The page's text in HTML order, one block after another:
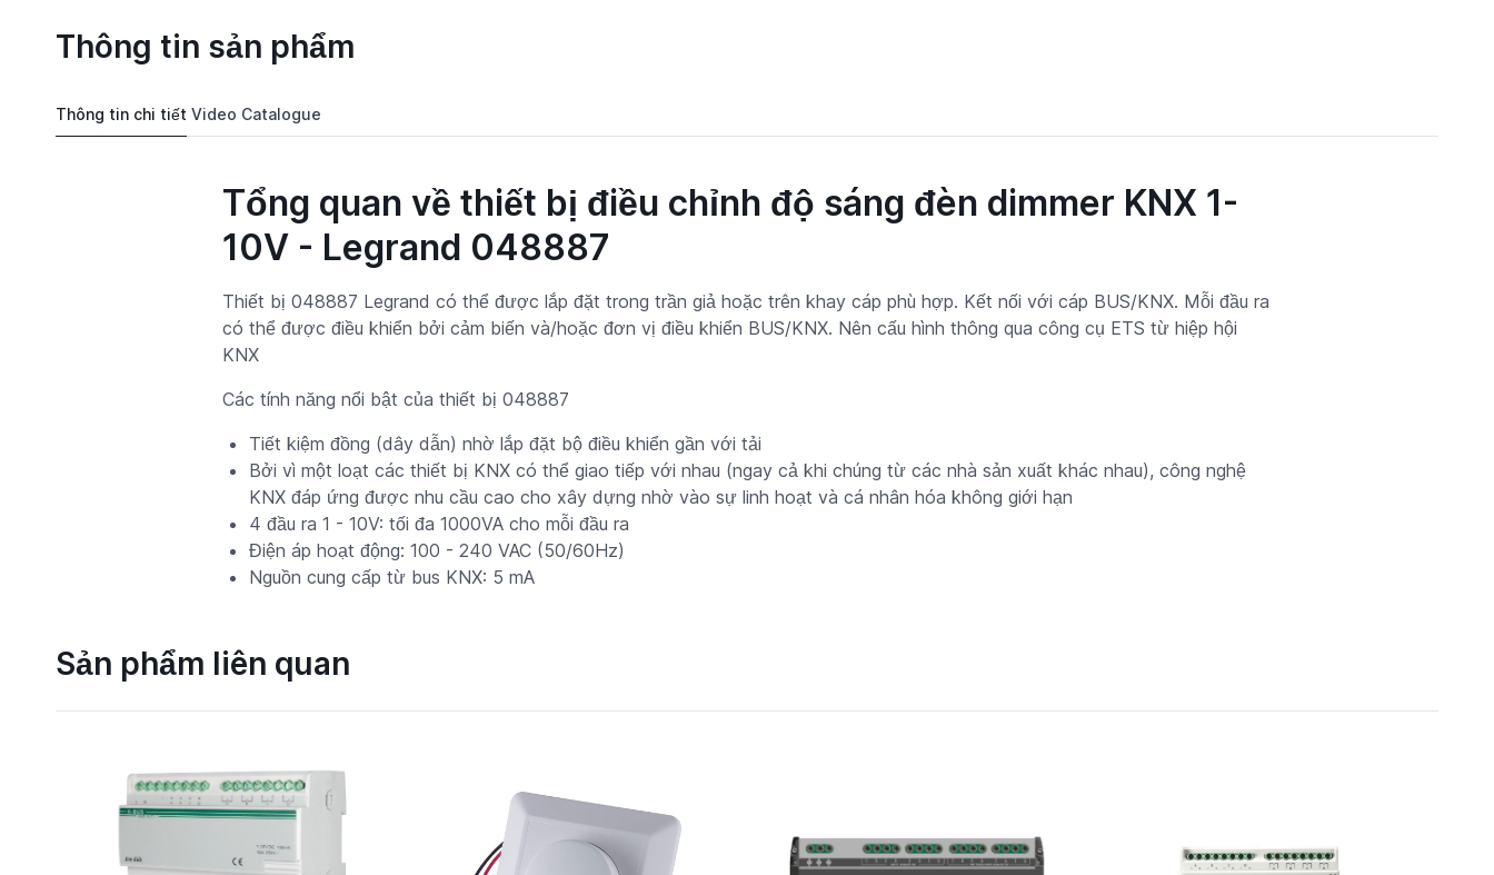
Thông tin sản phẩm
Thông tin chi tiết Video Catalogue
Tổng quan về thiết bị điều chỉnh độ sáng đèn dimmer KNX 1-
10V - Legrand 048887
Thiết bị 048887 Legrand có thể được lắp đặt trong trần giả hoặc trên khay cáp phù hợp. Kết nối với cáp BUS/KNX. Mỗi đầu ra
có thể được điều khiển bởi cảm biến và/hoặc đơn vị điều khiển BUS/KNX. Nên cấu hình thông qua công cụ ETS từ hiệp hội
KNX
Các tính năng nổi bật của thiết bị 048887
Tiết kiệm đồng (dây dẫn) nhờ lắp đặt bộ điều khiển gần với tải
Bởi vì một loạt các thiết bị KNX có thể giao tiếp với nhau (ngay cả khi chúng từ các nhà sản xuất khác nhau), công nghệ
KNX đáp ứng được nhu cầu cao cho xây dựng nhờ vào sự linh hoạt và cá nhân hóa không giới hạn
4 đầu ra 1 - 10V: tối đa 1000VA cho mỗi đầu ra
Điện áp hoạt động: 100 - 240 VAC (50/60Hz)
Nguồn cung cấp từ bus KNX: 5 mA
Sản phẩm liên quan